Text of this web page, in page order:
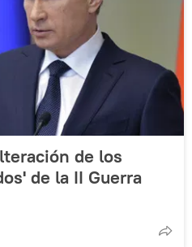
de los
de la II Guerra